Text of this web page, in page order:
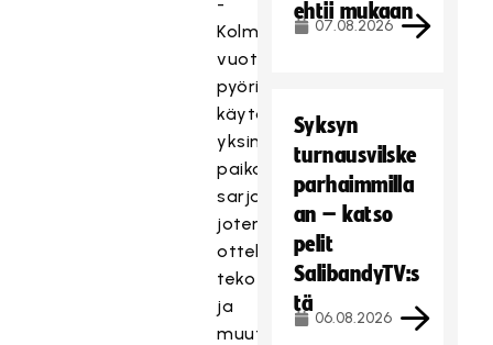
Kolme
vuotta
pyöritin
käytännössä
yksin
paikallista
sarjaa,
joten
otteluohjelmien
teko
ja
muut
ehtii mukaan
07.08.2026
Syksyn
turnausvilske
parhaimmilla
an – katso
pelit
SalibandyTV:s
tä
06.08.2026